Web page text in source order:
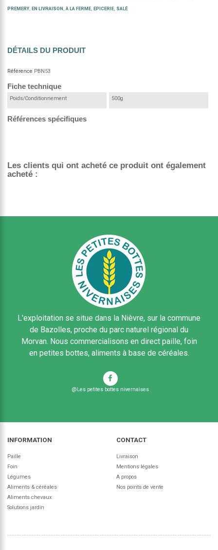
PREMERY EN LIVRAISON À LA FERME EPICERIE SALÉ
DÉTAILS DU PRODUIT
Référence PBN53
Fiche technique
Poids/Conditionnement 500g
Références spécifiques
Les clients qui ont acheté ce produit ont également
acheté :
L'exploitation se situe dans la Nièvre, sur la commune
de Bazolles, proche du parc naturel régional du
Morvan. Nous commercialisons en direct paille, foin
en petites bottes, aliments à base de céréales.
@Les petites bottes nivernaises
INFORMATION
Paille
Foin
Légumes
Aliments & céréales
Aliments chevaux
Solutions jardin
CONTACT
Livraison
Mentions légales
A propos
Nos points de vente